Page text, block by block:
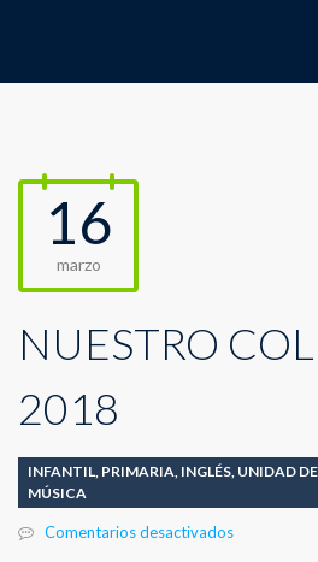
16
marzo
NUESTRO
2018
INFANTIL, PRIMARIA, INGLÉS, UNIDAD
MÚSICA
Comentarios desactivadosen